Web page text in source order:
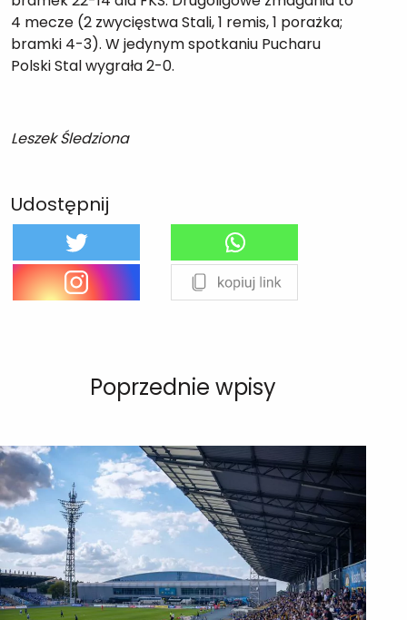
4 mecze (2 zwycięstwa Stali, 1 remis, 1 porażka;
bramki 4-3). W jedynym spotkaniu Pucharu
Polski Stal wygrała 2-0.
Leszek Śledziona
Udostępnij
Poprzednie wpisy